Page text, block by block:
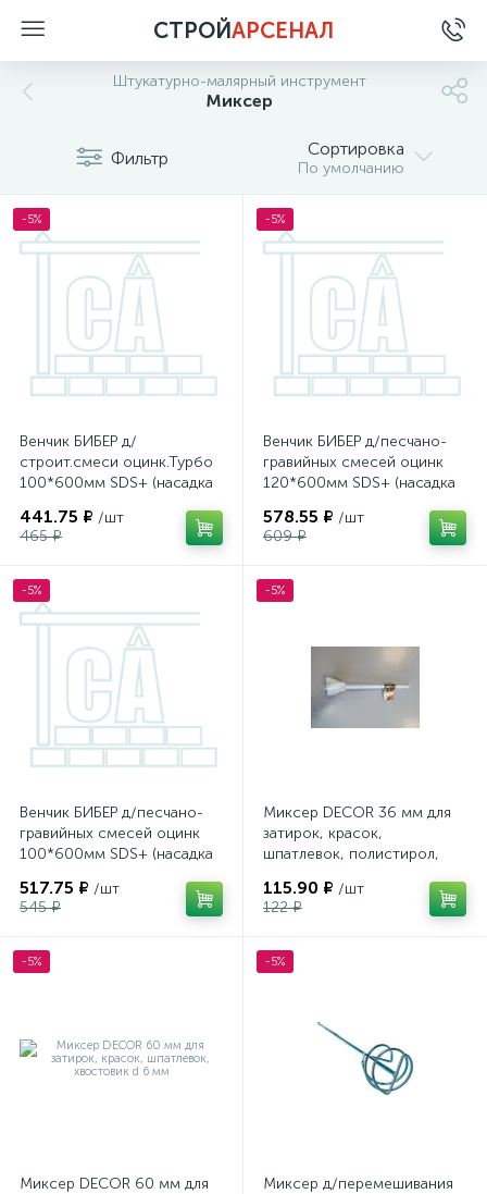
СТРОЙАРСЕНАЛ
Штукатурно-малярный инструмент
Миксер
Фильтр Сортировка
По умолчанию
-5%
Венчик БИБЕР д/
строит.смеси оцинк.Турбо
100*600мм SDS+ (насадка
441.75 ₽ /шт
465 ₽
-5%
Венчик БИБЕР д/песчано-
гравийных смесей оцинк
120*600мм SDS+ (насадка
578.55 ₽ /шт
609 ₽
-5%
Венчик БИБЕР д/песчано-
гравийных смесей оцинк
100*600мм SDS+ (насадка
517.75 ₽ /шт
545 ₽
-5%
Миксер DECOR 36 мм для
затирок, красок,
шпатлевок, полистирол,
115.90 ₽ /шт
122 ₽
-5%
Миксер DECOR 60 мм для
-5%
Миксер д/перемешивания